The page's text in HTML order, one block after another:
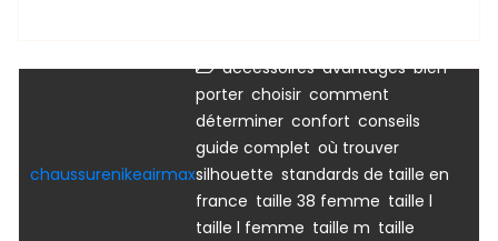
chaussurenikeairmax
accessoires,avantages,bien
porter choisir comment
déterminer confort conseils
guide complet où trouver
silhouette standards de taille en
france taille 38 femme taille l
taille l femme taille m taille